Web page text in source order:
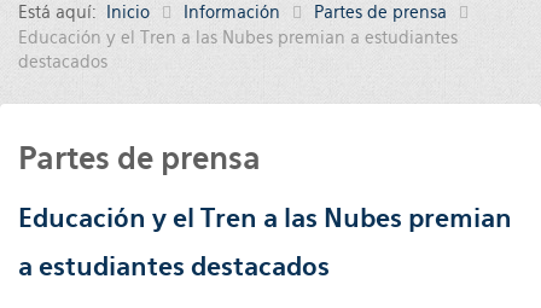
Está aquí: Inicio Información
Partes de prensa
Educación y el Tren a las Nubes premian a estudiantes
destacados
Partes de prensa
Educación y el Tren a las Nubes premian
a estudiantes destacados